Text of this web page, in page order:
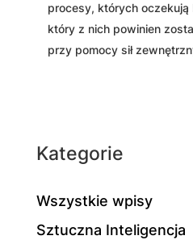
procesy, których
który z nich powinien
przy pomocy sił
Kategorie
Wszystkie wpisy
Sztuczna Inteligencja